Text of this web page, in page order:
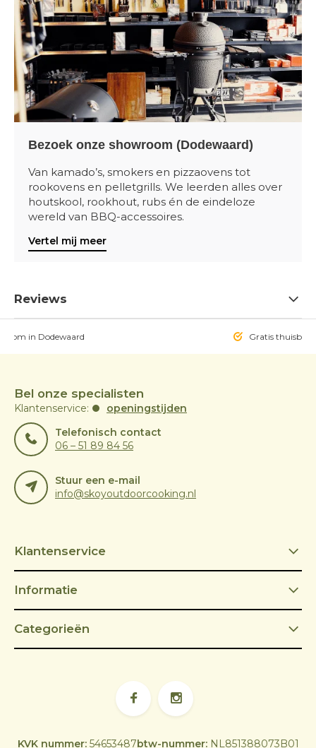
Bezoek onze showroom (Dodewaard)
Van kamado’s, smokers en pizzaovens tot
rookovens en pelletgrills. We leerden alles over
houtskool, rookhout, rubs én de eindeloze
wereld van BBQ-accessoires.
Vertel mij meer
Reviews
in Dodewaard Gratis
Bel onze specialisten
Klantenservice:
openingstijden
Telefonisch contact
06 – 51 89 84 56
Stuur een e-mail
info@skoyoutdoorcooking.nl
Klantenservice
Informatie
Categorieën
KVK nummer:54653487btw-nummer:NL851388073B01